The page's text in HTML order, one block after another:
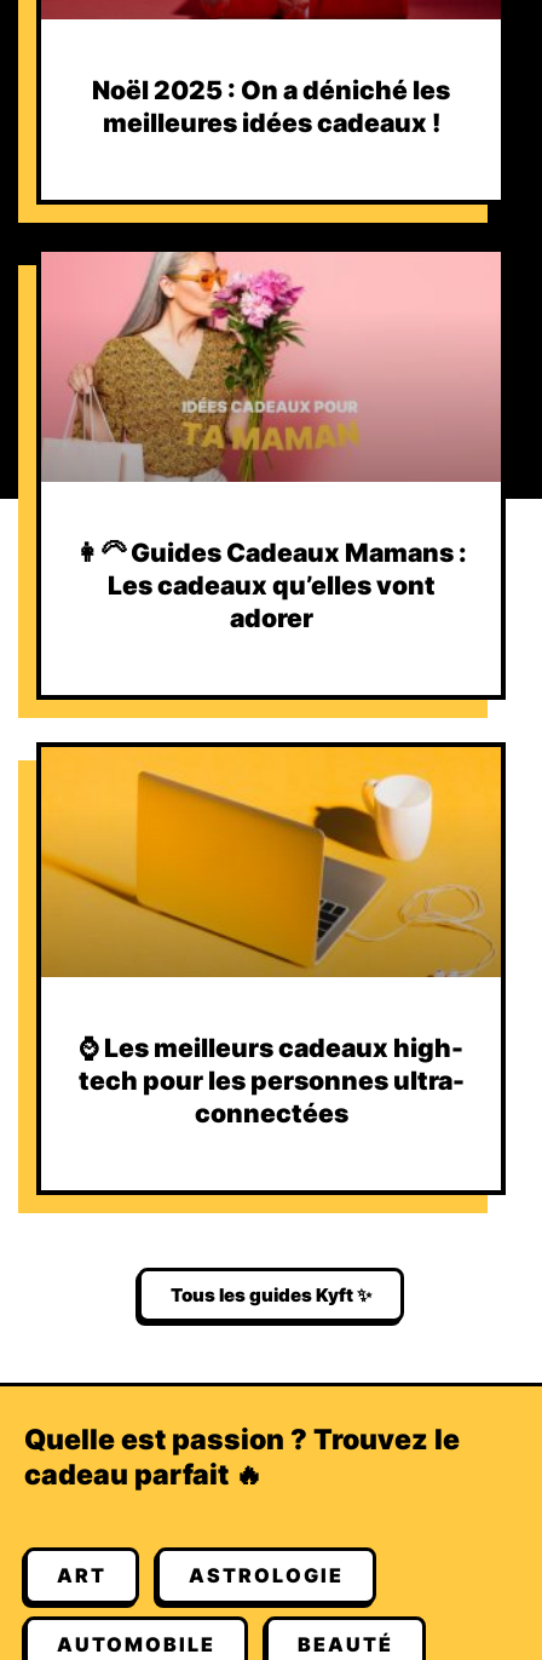
Noël 2025 : On a déniché les
meilleures idées cadeaux !
👩‍🦳 Guides Cadeaux Mamans :
Les cadeaux qu’elles vont
adorer
⌚️ Les meilleurs cadeaux high-
tech pour les personnes ultra-
connectées
Tous les guides Kyft ✨
Quelle est passion ? Trouvez le
cadeau parfait 🔥
ART ASTROLOGIE
AUTOMOBILE BEAUTÉ